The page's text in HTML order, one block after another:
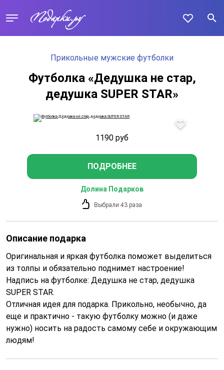
Прикольные мужские футболки
Футболка «Дедушка не стар,
дедушка SUPER STAR»
1190 руб
ПОДРОБНЕЕ
Долина Подарков
Выбрали 43 раза
Описание подарка
Оригинальная и яркая футболка поможет выделиться
из толпы и обязательно поднимет настроение!
Надпись на футболке: Дедушка не стар, дедушка
SUPER STAR.
Отличная идея для подарка. Прикольно, необычно, да
еще и практично - такую футболку можно (и даже
нужно) носить на радость самому себе и окружающим
людям!